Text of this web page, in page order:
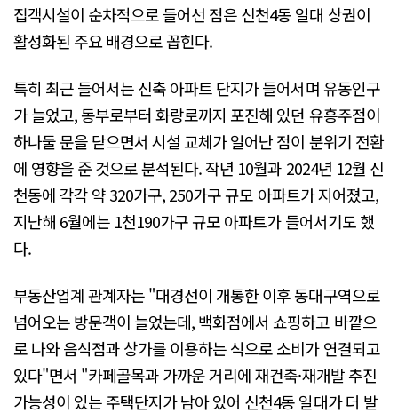
집객시설이 순차적으로 들어선 점은 신천4동 일대 상권이
활성화된 주요 배경으로 꼽힌다.
특히 최근 들어서는 신축 아파트 단지가 들어서며 유동인구
가 늘었고, 동부로부터 화랑로까지 포진해 있던 유흥주점이
하나둘 문을 닫으면서 시설 교체가 일어난 점이 분위기 전환
에 영향을 준 것으로 분석된다. 작년 10월과 2024년 12월 신
천동에 각각 약 320가구, 250가구 규모 아파트가 지어졌고,
지난해 6월에는 1천190가구 규모 아파트가 들어서기도 했
다.
부동산업계 관계자는 "대경선이 개통한 이후 동대구역으로
넘어오는 방문객이 늘었는데, 백화점에서 쇼핑하고 바깥으
로 나와 음식점과 상가를 이용하는 식으로 소비가 연결되고
있다"면서 "카페골목과 가까운 거리에 재건축·재개발 추진
가능성이 있는 주택단지가 남아 있어 신천4동 일대가 더 발